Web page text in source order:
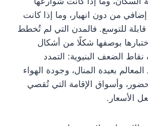
من دون انهيار، وما إذا كانت
قابلة للتوسع. فالمدن التي لم تُخطط
بوصفها شكلًا من أشكال
الضعف البنيوية: التمدد
بعيدة المنال، وجودة الهواء
وأسواق الإقامة التي تُقصي
الأسعار.